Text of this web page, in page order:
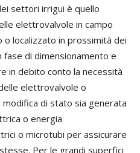
settori irrigui è quello
elettrovalvole in campo
localizzato in prossimità dei
di dimensionamento e
in debito conto la necessità
elettrovalvole o
modifica di stato sia generata
o energia
o microtubi per assicurare
Per le grandi superfici